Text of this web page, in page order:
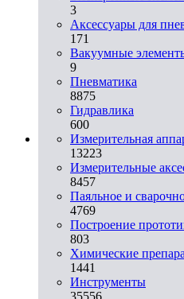
3
Аксессуары для
171
Вакуумные
9
Пневматика
8875
Гидравлика
600
Измерительная
13223
Измерительные
8457
Паяльное и
4769
Построение
803
Химические
1441
Инструменты
35556